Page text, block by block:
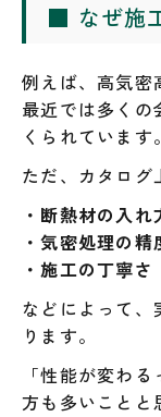
■ なぜ施
例えば、高気密
最近では多くの
くられています。
ただ、カタログ
・断熱材の入れ
・気密処理の精
・施工の丁寧さ
などによって、
ります。
「性能が変わ
方も多いことと